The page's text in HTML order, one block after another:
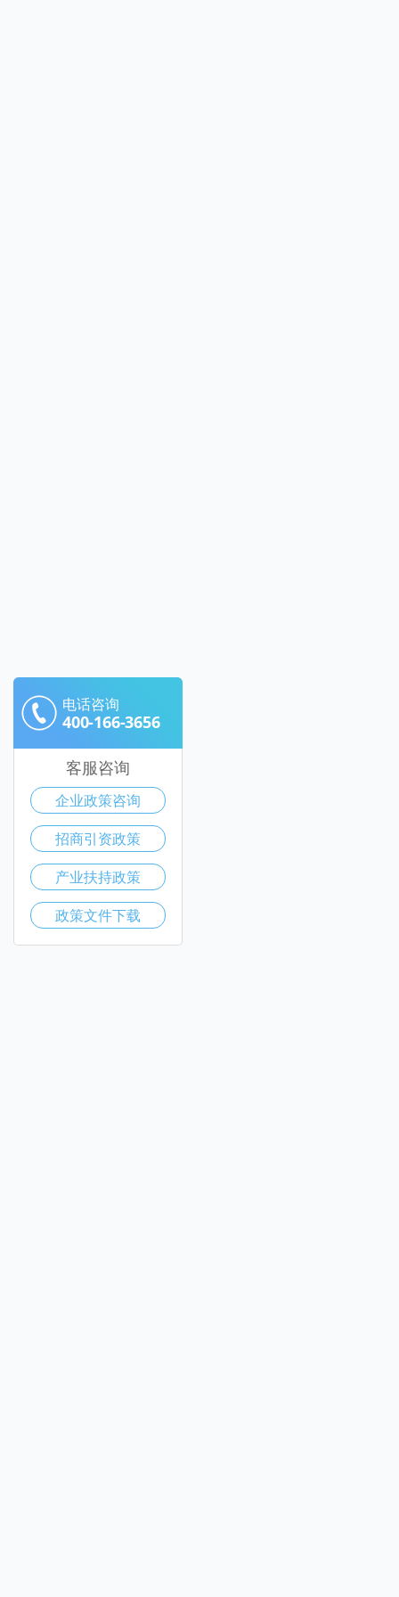
电话咨询
400-166-3656
客服咨询
企业政策咨询
招商引资政策
产业扶持政策
政策文件下载